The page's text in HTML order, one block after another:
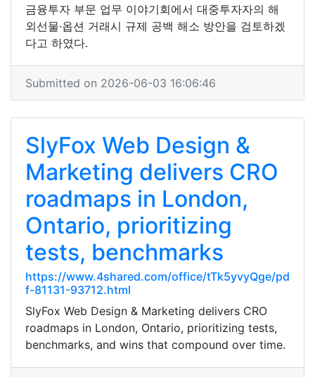
금융투자 부문 업무 이야기회에서 대중투자자의 해
외선물·옵션 거래시 규제 공백 해소 방안을 검토하겠
다고 하였다.
Submitted on 2026-06-03 16:06:46
SlyFox Web Design &
Marketing delivers CRO
roadmaps in London,
Ontario, prioritizing
tests, benchmarks
https://www.4shared.com/office/tTk5yvyQge/pd
f-81131-93712.html
SlyFox Web Design & Marketing delivers CRO
roadmaps in London, Ontario, prioritizing tests,
benchmarks, and wins that compound over time.